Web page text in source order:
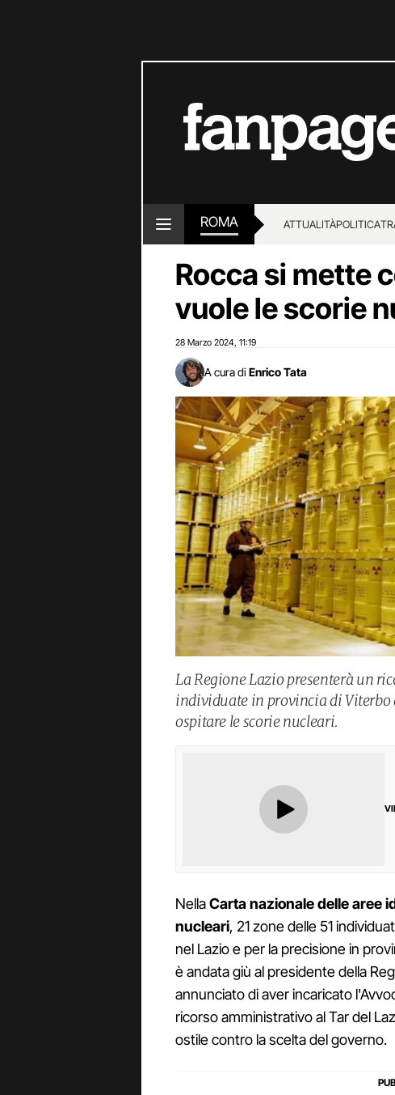
ROMA ATTUALITÀPOLITICA
Rocca si mette
vuole le scorie
28 Marzo 2024 11:19
A cura di Enrico Tata
La Regione Lazio presenterà un
individuate in provincia di Viterbo
ospitare le scorie nucleari.
NellaCarta nazionale delle aree
nucleari, 21 zone delle 51
nel Lazio e per la precisione in
è andata giù al presidente della
annunciato di aver incaricato
ricorso amministrativo al Tar del
ostile contro la scelta del governo.